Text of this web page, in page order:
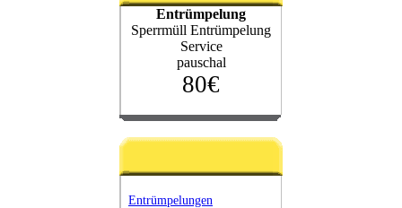
Entrümpelung
Sperrmüll Entrümpelung
Service
pauschal
80€
Entrümpelungen